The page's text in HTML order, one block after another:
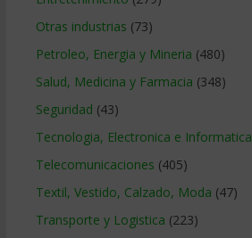
Otras industrias (73)
Petroleo, Energia y Mineria (480)
Salud, Medicina y Farmacia (348)
Seguridad (43)
Tecnologia, Electronica e Informatica
Telecomunicaciones (405)
Textil, Vestido, Calzado, Moda (47)
Transporte y Logistica (223)